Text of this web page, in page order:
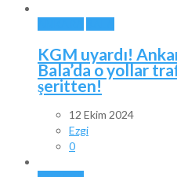
KGM uyardı!
Bala’da o yollar
şeritten!
12 Ekim 2024
Ezgi
0